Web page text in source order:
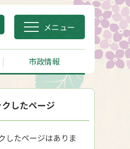
メニュー
市政情報
したページ
したページはありま